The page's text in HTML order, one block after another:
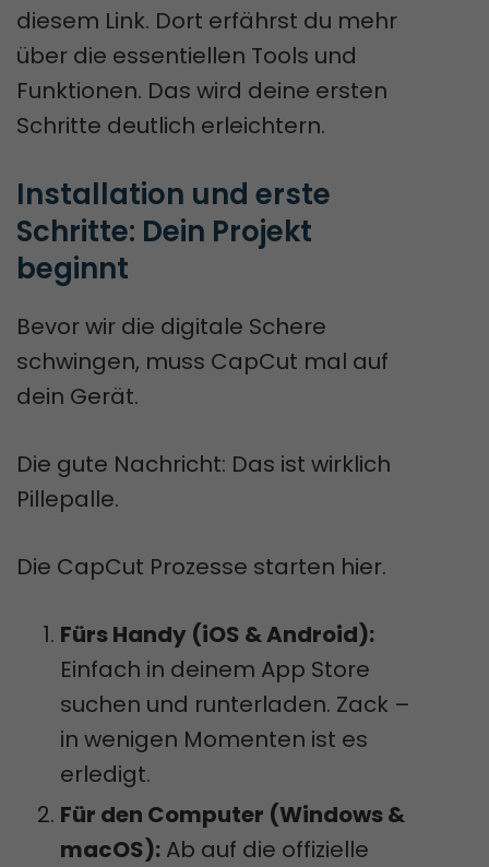
diesem Link. Dort erfährst du mehr
über die essentiellen Tools und
Funktionen. Das wird deine ersten
Schritte deutlich erleichtern.
Installation und erste
Schritte: Dein Projekt
beginnt
Bevor wir die digitale Schere
schwingen, muss CapCut mal auf
dein Gerät.
Die gute Nachricht: Das ist wirklich
Pillepalle.
Die CapCut Prozesse starten hier.
Fürs Handy (iOS & Android):
Einfach in deinem App Store
suchen und runterladen. Zack –
in wenigen Momenten ist es
erledigt.
Für den Computer (Windows &
macOS): Ab auf die offizielle